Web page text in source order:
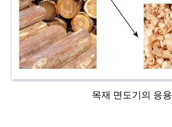
목재 면도기의 응용